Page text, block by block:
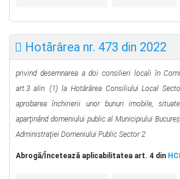
Hotărârea nr. 473 din 2022
privind desemnarea a doi consilieri locali în
art.3 alin. (1)la Hotărârea Consiliului Local
aprobarea închirierii unor bunuri imobile,
aparţinând domeniului public al Municipiului
Administraţiei Domeniului Public Sector 2
Abrogă/Încetează aplicabilitatea art. 4 din